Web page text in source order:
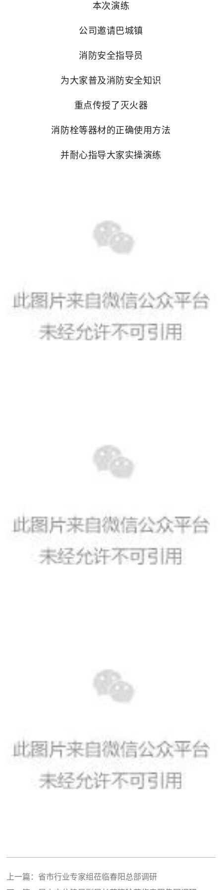
本次演练
公司邀请巴城镇
消防安全指导员
为大家普及消防安全知识
重点传授了灭火器
消防栓等器材的正确使用方法
并耐心指导大家实操演练
上一篇： 省市行业专家组莅临春阳总部调研